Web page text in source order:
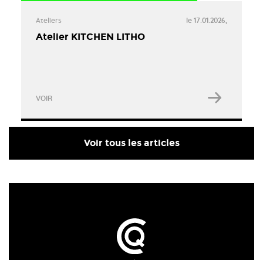
Ateliers le 17.01.2026,
Atelier KITCHEN LITHO
VOIR
Voir tous les articles